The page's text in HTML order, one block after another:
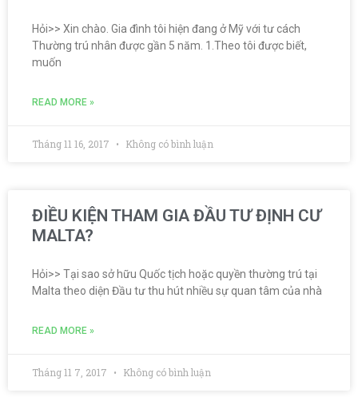
Hỏi>> Xin chào. Gia đình tôi hiện đang ở Mỹ với tư cách
Thường trú nhân được gần 5 năm. 1.Theo tôi được biết,
muốn
READ MORE »
Tháng 11 16, 2017 Không có bình luận
ĐIỀU KIỆN THAM GIA ĐẦU TƯ ĐỊNH CƯ
MALTA?
Hỏi>> Tại sao sở hữu Quốc tịch hoặc quyền thường trú tại
Malta theo diện Đầu tư thu hút nhiều sự quan tâm của nhà
READ MORE »
Tháng 11 7, 2017 Không có bình luận